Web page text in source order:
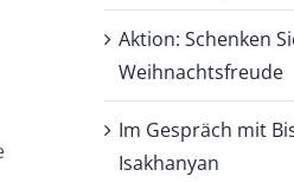
Aktion: Schenken
Weihnachtsfreude
Im Gespräch mit
Isakhanyan